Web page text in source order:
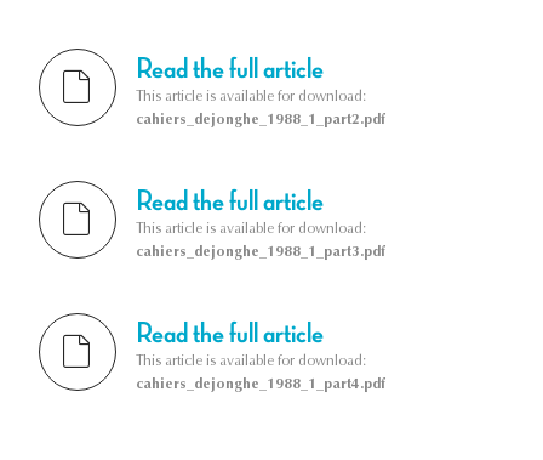
Read the full article
This article is available for download:
cahiers_dejonghe_1988_1_part2.pdf
Read the full article
This article is available for download:
cahiers_dejonghe_1988_1_part3.pdf
Read the full article
This article is available for download:
cahiers_dejonghe_1988_1_part4.pdf